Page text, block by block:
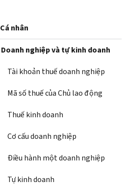
Cá nhân
Doanh nghiệp và tự kinh doanh
Tài khoản thuế doanh nghiệp
Mã số thuế của Chủ lao động
Thuế kinh doanh
Cơ cấu doanh nghiệp
Điều hành một doanh nghiệp
Tự kinh doanh